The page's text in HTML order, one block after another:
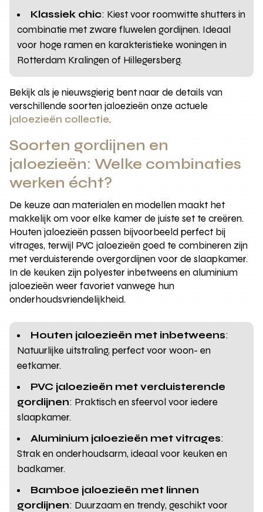
Klassiek chic: Kiest voor roomwitte shutters in
combinatie met zware fluwelen gordijnen. Ideaal
voor hoge ramen en karakteristieke woningen in
Rotterdam Kralingen of Hillegersberg.
Bekijk als je nieuwsgierig bent naar de details van
verschillende soorten jaloezieën onze actuele
jaloezieën collectie.
Soorten gordijnen en
jaloezieën: Welke combinaties
werken écht?
De keuze aan materialen en modellen maakt het
makkelijk om voor elke kamer de juiste set te creëren.
Houten jaloezieën passen bijvoorbeeld perfect bij
vitrages, terwijl PVC jaloezieën goed te combineren zijn
met verduisterende overgordijnen voor de slaapkamer.
In de keuken zijn polyester inbetweens en aluminium
jaloezieën weer favoriet vanwege hun
onderhoudsvriendelijkheid.
Houten jaloezieën met inbetweens:
Natuurlijke uitstraling, perfect voor woon- en
eetkamer.
PVC jaloezieën met verduisterende
gordijnen: Praktisch en sfeervol voor iedere
slaapkamer.
Aluminium jaloezieën met vitrages:
Strak en onderhoudsarm, ideaal voor keuken en
badkamer.
Bamboe jaloezieën met linnen
gordijnen: Duurzaam en trendy, geschikt voor